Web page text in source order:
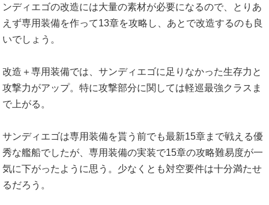
ンディエゴの改造には大量の素材が必要になるので、とりあ
えず専用装備を作って13章を攻略し、あとで改造するのも良
いでしょう。
改造＋専用装備では、サンディエゴに足りなかった生存力と
攻撃力がアップ。特に攻撃部分に関しては軽巡最強クラスま
で上がる。
サンディエゴは専用装備を貰う前でも最新15章まで戦える優
秀な艦船でしたが、専用装備の実装で15章の攻略難易度が一
気に下がったように思う。少なくとも対空要件は十分満たせ
るだろう。